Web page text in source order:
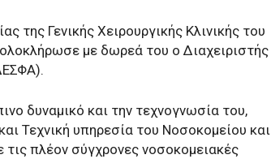
της Γενικής Χειρουργικής Κλινικής του
με δωρεά του ο Διαχειριστής
δυναμικό και την τεχνογνωσία του,
Τεχνική υπηρεσία του Νοσοκομείου και
τις πλέον σύγχρονες νοσοκομειακές